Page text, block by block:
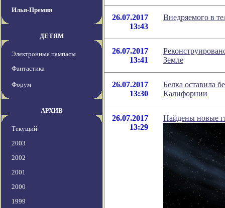
Илья-Премия
ДЕТЯМ
Электронные пампасы
Фантастика
Форум
АРХИВ
Текущий
2003
2002
2001
2000
1999
26.07.2017
13:43
Внедряемого в
26.07.2017
13:41
Земле
26.07.2017
13:30
Белка оставила
Калифорнии
26.07.2017
13:29
Найдены новые